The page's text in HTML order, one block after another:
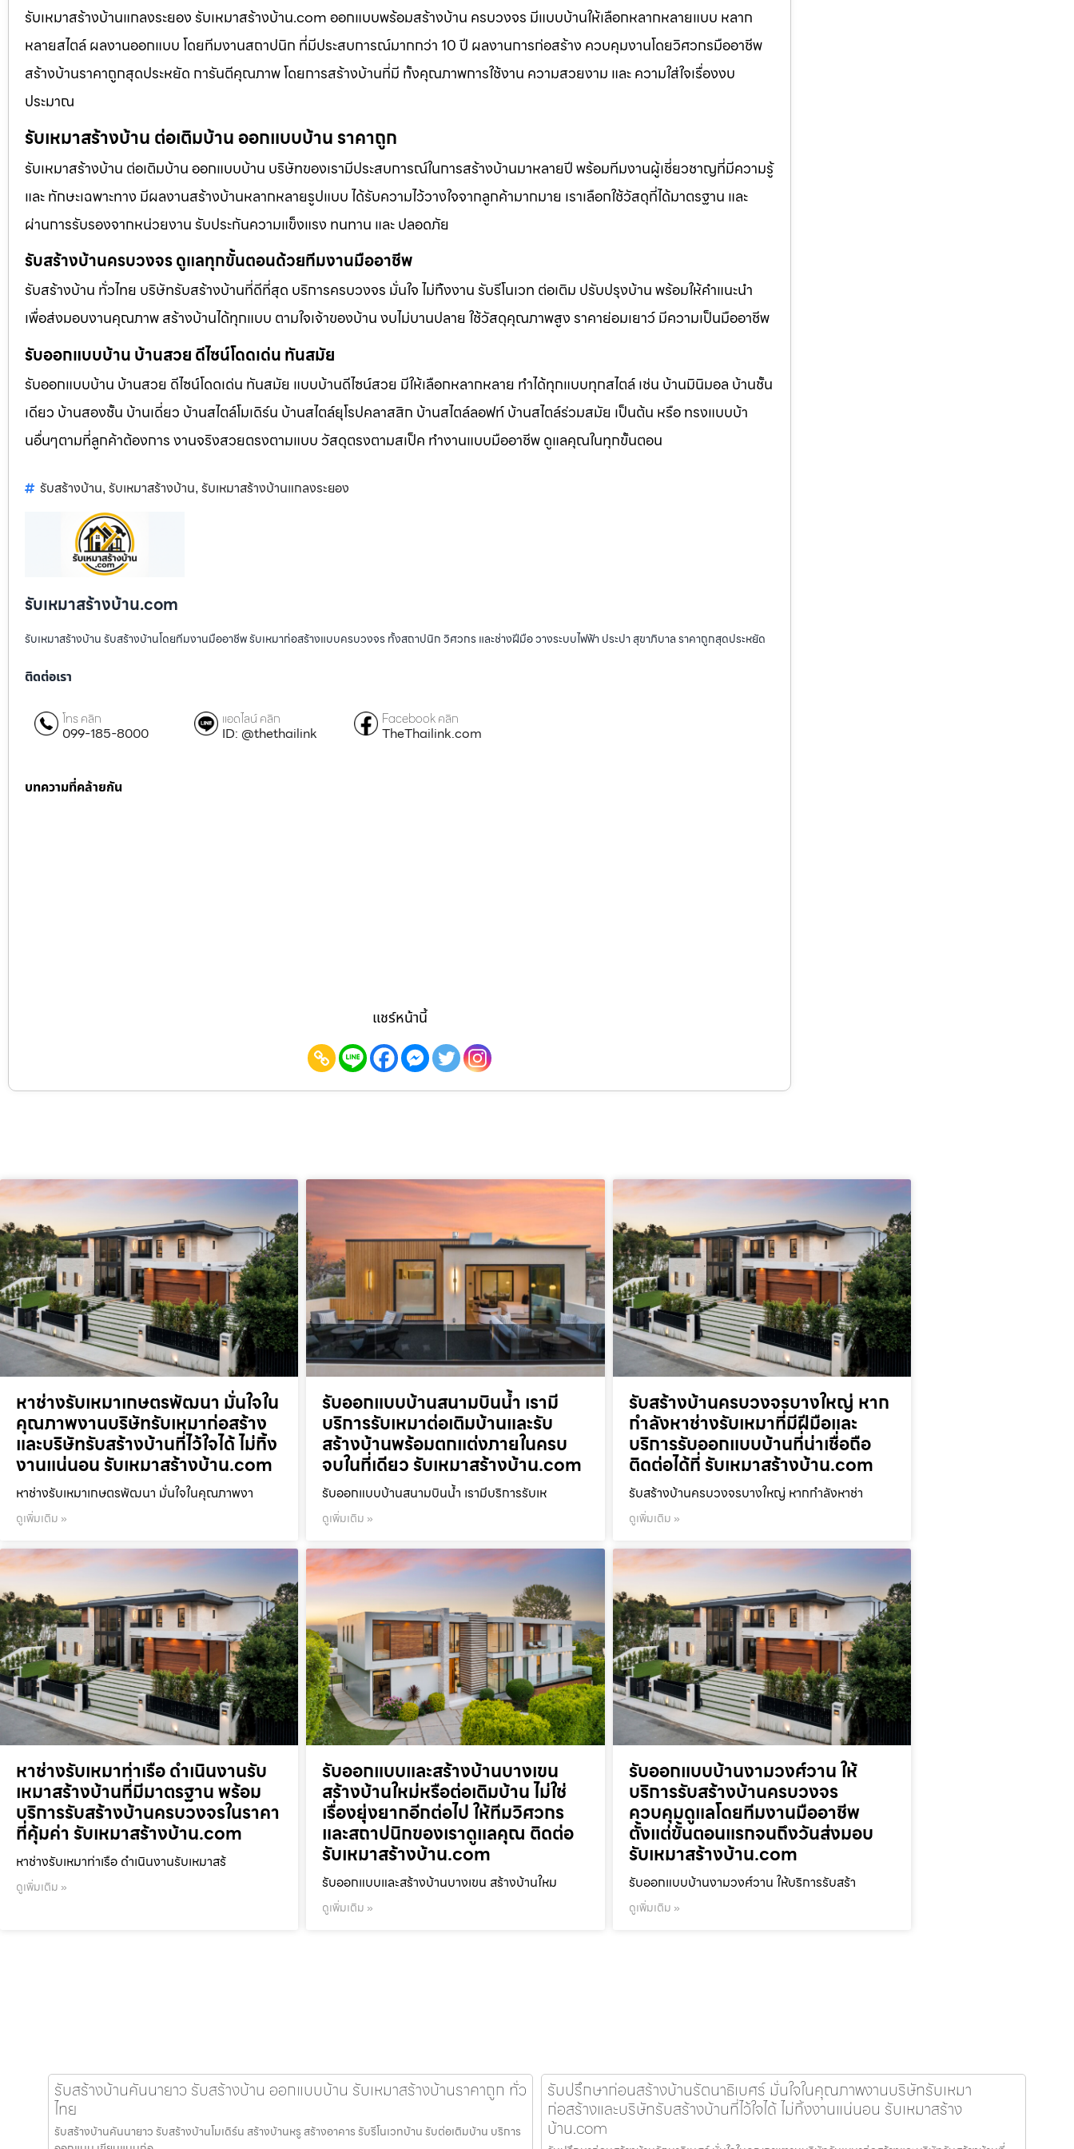
รับเหมาสร้างบ้านแกลงระยอง รับเหมาสร้างบ้าน.com ออกแบบพร้อมสร้างบ้าน ครบวงจร มีแบบบ้านให้เลือกหลากหลายแบบ หลาก
หลายสไตล์ ผลงานออกแบบ โดยทีมงานสถาปนิก ที่มีประสบการณ์มากกว่า 10 ปี ผลงานการก่อสร้าง ควบคุมงานโดยวิศวกรมืออาชีพ
สร้างบ้านราคาถูกสุดประหยัด การันตีคุณภาพ โดยการสร้างบ้านที่มี ทั้งคุณภาพการใช้งาน ความสวยงาม และ ความใส่ใจเรื่องงบ
ประมาณ
รับเหมาสร้างบ้าน ต่อเติมบ้าน ออกแบบบ้าน ราคาถูก
รับเหมาสร้างบ้าน ต่อเติมบ้าน ออกแบบบ้าน บริษัทของเรามีประสบการณ์ในการสร้างบ้านมาหลายปี พร้อมทีมงานผู้เชี่ยวชาญที่มีความรู้
และ ทักษะเฉพาะทาง มีผลงานสร้างบ้านหลากหลายรูปแบบ ได้รับความไว้วางใจจากลูกค้ามากมาย เราเลือกใช้วัสดุที่ได้มาตรฐาน และ
ผ่านการรับรองจากหน่วยงาน รับประกันความแข็งแรง ทนทาน และ ปลอดภัย
รับสร้างบ้านครบวงจร ดูแลทุกขั้นตอนด้วยทีมงานมืออาชีพ
รับสร้างบ้าน ทั่วไทย บริษัทรับสร้างบ้านที่ดีที่สุด บริการครบวงจร มั่นใจ ไม่ทิ้งงาน รับรีโนเวท ต่อเติม ปรับปรุงบ้าน พร้อมให้คำแนะนำ
เพื่อส่งมอบงานคุณภาพ สร้างบ้านได้ทุกแบบ ตามใจเจ้าของบ้าน งบไม่บานปลาย ใช้วัสดุคุณภาพสูง ราคาย่อมเยาว์ มีความเป็นมืออาชีพ
รับออกแบบบ้าน บ้านสวย ดีไซน์โดดเด่น ทันสมัย
รับออกแบบบ้าน บ้านสวย ดีไซน์โดดเด่น ทันสมัย แบบบ้านดีไซน์สวย มีให้เลือกหลากหลาย ทำได้ทุกแบบทุกสไตล์ เช่น บ้านมินิมอล บ้านชั้น
เดียว บ้านสองชั้น บ้านเดี่ยว บ้านสไตล์โมเดิร์น บ้านสไตล์ยุโรปคลาสสิก บ้านสไตล์ลอฟท์ บ้านสไตล์ร่วมสมัย เป็นต้น หรือ ทรงแบบบ้า
นอื่นๆตามที่ลูกค้าต้องการ งานจริงสวยตรงตามแบบ วัสดุตรงตามสเป็ค ทำงานแบบมืออาชีพ ดูแลคุณในทุกขั้นตอน
รับสร้างบ้าน, รับเหมาสร้างบ้าน, รับเหมาสร้างบ้านแกลงระยอง
รับเหมาสร้างบ้าน.com
รับเหมาสร้างบ้าน รับสร้างบ้านโดยทีมงานมืออาชีพ รับเหมาก่อสร้างแบบครบวงจร ทั้งสถาปนิก วิศวกร และช่างฝีมือ วางระบบไฟฟ้า ประปา สุขาภิบาล ราคาถูกสุดประหยัด
ติดต่อเรา
โทร คลิก
099-185-8000
แอดไลน์ คลิก
ID: @thethailink
Facebook คลิก
TheThailink.com
บทความที่คล้ายกัน
แชร์หน้านี้
หาช่างรับเหมาเกษตรพัฒนา มั่นใจใน
คุณภาพงานบริษัทรับเหมาก่อสร้าง
และบริษัทรับสร้างบ้านที่ไว้ใจได้ ไม่ทิ้ง
งานแน่นอน รับเหมาสร้างบ้าน.com
หาช่างรับเหมาเกษตรพัฒนา มั่นใจในคุณภาพงา
ดูเพิ่มเติม »
รับออกแบบบ้านสนามบินน้ำ เรามี
บริการรับเหมาต่อเติมบ้านและรับ
สร้างบ้านพร้อมตกแต่งภายในครบ
จบในที่เดียว รับเหมาสร้างบ้าน.com
รับออกแบบบ้านสนามบินน้ำ เรามีบริการรับเห
ดูเพิ่มเติม »
รับสร้างบ้านครบวงจรบางใหญ่ หาก
กำลังหาช่างรับเหมาที่มีฝีมือและ
บริการรับออกแบบบ้านที่น่าเชื่อถือ
ติดต่อได้ที่ รับเหมาสร้างบ้าน.com
รับสร้างบ้านครบวงจรบางใหญ่ หากกำลังหาช่า
ดูเพิ่มเติม »
หาช่างรับเหมาท่าเรือ ดำเนินงานรับ
เหมาสร้างบ้านที่มีมาตรฐาน พร้อม
บริการรับสร้างบ้านครบวงจรในราคา
ที่คุ้มค่า รับเหมาสร้างบ้าน.com
หาช่างรับเหมาท่าเรือ ดำเนินงานรับเหมาสร้
ดูเพิ่มเติม »
รับออกแบบและสร้างบ้านบางเขน
สร้างบ้านใหม่หรือต่อเติมบ้าน ไม่ใช่
เรื่องยุ่งยากอีกต่อไป ให้ทีมวิศวกร
และสถาปนิกของเราดูแลคุณ ติดต่อ
รับเหมาสร้างบ้าน.com
รับออกแบบและสร้างบ้านบางเขน สร้างบ้านใหม
ดูเพิ่มเติม »
รับออกแบบบ้านงามวงศ์วาน ให้
บริการรับสร้างบ้านครบวงจร
ควบคุมดูแลโดยทีมงานมืออาชีพ
ตั้งแต่ขั้นตอนแรกจนถึงวันส่งมอบ
รับเหมาสร้างบ้าน.com
รับออกแบบบ้านงามวงศ์วาน ให้บริการรับสร้า
ดูเพิ่มเติม »
รับสร้างบ้านคันนายาว รับสร้างบ้าน ออกแบบบ้าน รับเหมาสร้างบ้านราคาถูก ทั่ว
ไทย
รับสร้างบ้านคันนายาว รับสร้างบ้านโมเดิร์น สร้างบ้านหรู สร้างอาคาร รับรีโนเวทบ้าน รับต่อเติมบ้าน บริการ
รับปรึกษาก่อนสร้างบ้านรัตนาธิเบศร์ มั่นใจในคุณภาพงานบริษัทรับเหมา
ก่อสร้างและบริษัทรับสร้างบ้านที่ไว้ใจได้ ไม่ทิ้งงานแน่นอน รับเหมาสร้าง
บ้าน.com